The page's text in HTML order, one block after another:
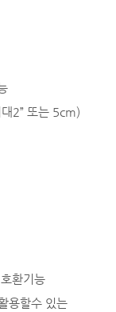
2” 또는 5cm)
환기능
용할수 있는